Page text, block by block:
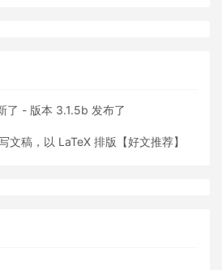
了 - 版本 3.1.5b 发布了
文稿，以 LaTeX 排版【好文推荐】